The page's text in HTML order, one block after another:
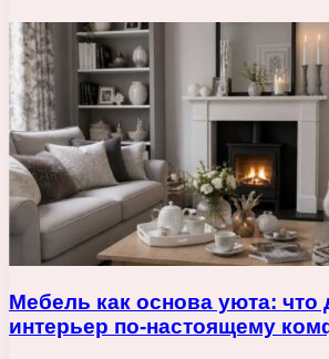
Мебель как основа уюта: что
интерьер по-настоящему